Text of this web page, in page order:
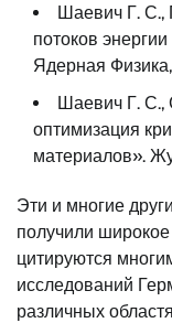
Шаевич Г. С.,
потоков
Ядерная
Шаевич Г. С.,
оптимизация
материалов».
Эти и многие
получили
цитируются
исследований
различных